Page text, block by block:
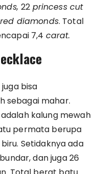
22 princess cut
diamonds. Total
7,4 carat.
bisa
sebagai mahar.
kalung mewah
permata berupa
Setidaknya ada
dan juga 26